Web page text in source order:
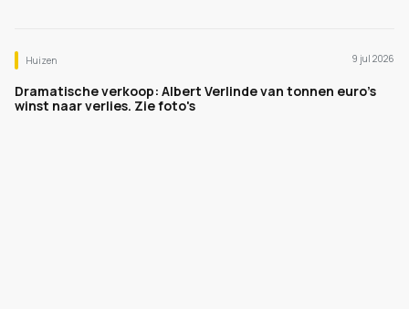
Huizen 9 jul 2026
Dramatische verkoop: Albert Verlinde van tonnen euro's
winst naar verlies. Zie foto's